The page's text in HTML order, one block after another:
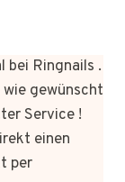
bei Ringnails .
gewünscht
Service !
einen
per